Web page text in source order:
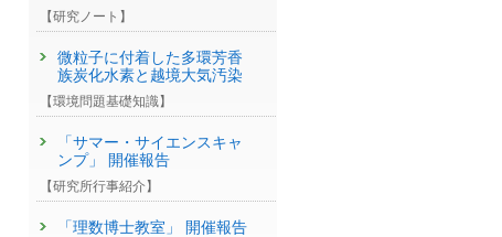
【研究ノート】
微粒子に付着した多環芳香
族炭化水素と越境大気汚染
【環境問題基礎知識】
「サマー・サイエンスキャ
ンプ」 開催報告
【研究所行事紹介】
「理数博士教室」 開催報告